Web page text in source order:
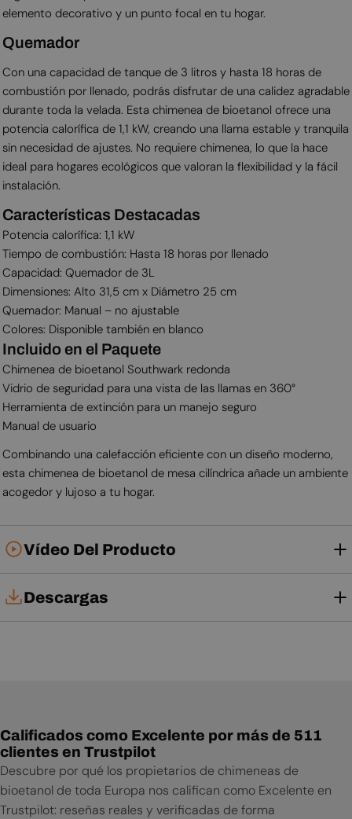
elemento decorativo y un punto focal en tu hogar.
Quemador
Con una capacidad de tanque de 3 litros y hasta 18 horas de
combustión por llenado, podrás disfrutar de una calidez agradable
durante toda la velada. Esta chimenea de bioetanol ofrece una
potencia calorífica de 1,1 kW, creando una llama estable y tranquila
sin necesidad de ajustes. No requiere chimenea, lo que la hace
ideal para hogares ecológicos que valoran la flexibilidad y la fácil
instalación.
Características Destacadas
Potencia calorífica: 1,1 kW
Tiempo de combustión: Hasta 18 horas por llenado
Capacidad: Quemador de 3L
Dimensiones: Alto 31,5 cm x Diámetro 25 cm
Quemador: Manual – no ajustable
Colores: Disponible también en blanco
Incluido en el Paquete
Chimenea de bioetanol Southwark redonda
Vidrio de seguridad para una vista de las llamas en 360°
Herramienta de extinción para un manejo seguro
Manual de usuario
Combinando una calefacción eficiente con un diseño moderno,
esta chimenea de bioetanol de mesa cilíndrica añade un ambiente
acogedor y lujoso a tu hogar.
Vídeo Del Producto
Descargas
Calificados como Excelente por más de 511
clientes en Trustpilot
Descubre por qué los propietarios de chimeneas de
bioetanol de toda Europa nos califican como Excelente en
Trustpilot: reseñas reales y verificadas de forma